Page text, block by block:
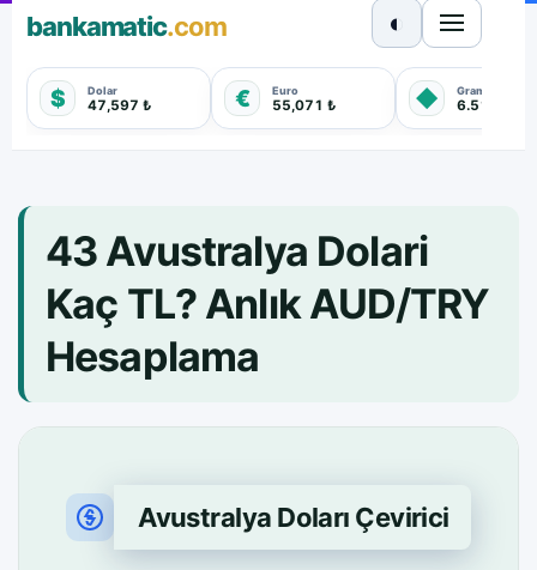
bankamatic.com
$ Dolar
47,597 ₺ € Euro
55,071 ₺ ◆ Gram Altın
6.518,750
◐
43 Avustralya Dolari
Kaç TL? Anlık AUD/TRY
Hesaplama
Avustralya Doları Çevirici